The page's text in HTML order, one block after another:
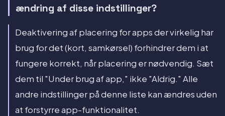
ændring af disse indstillinger?
Deaktivering af placering for apps der virkelig har
brug for det (kort, samkørsel) forhindrer dem i at
fungere korrekt, når placering er nødvendig. Sæt
dem til "Under brug af app," ikke "Aldrig." Alle
andre indstillinger på denne liste kan ændres uden
at forstyrre app-funktionalitet.